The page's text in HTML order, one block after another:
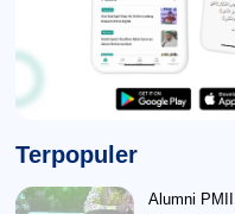
Terpopuler
Alumni PMII UIN